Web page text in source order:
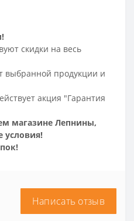
скидки на весь
выбранной продукции и
акция "Гарантия
магазине Лепнины,
условия!
Написать отзыв